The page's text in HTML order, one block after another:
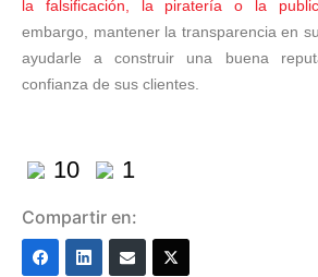
la falsificación, la piratería o la
embargo, mantener la transparencia en
ayudarle a construir una buena
confianza de sus clientes.
10 1
Compartir en: